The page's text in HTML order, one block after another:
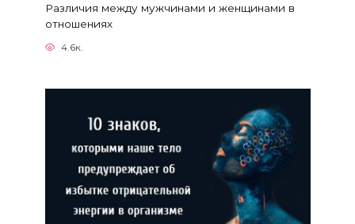
Различия между мужчинами и женщинами в
отношениях
4.6к.